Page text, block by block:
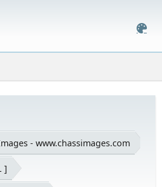
- www.chassimages.com
]